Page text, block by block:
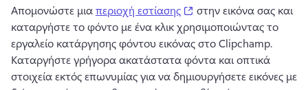
Απομονώστε μια περιοχή εστίασης (opens in a new tab)
στην εικόνα σας και
καταργήστε το φόντο με ένα κλικ χρησιμοποιώντας το
Καταργήστε γρήγορα ακατάστατα φόντα και οπτικά
στοιχεία εκτός επωνυμίας για να δημιουργήσετε εικόνες με